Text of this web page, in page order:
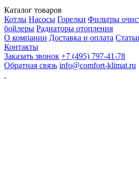
Каталог товаров
Котлы Насосы Горелки Фильтры
бойлеры Радиаторы отопления
О компании Доставка и оплата Статьи
Контакты
Заказать звонок +7 (495) 797-41-78
Обратная связь info@comfort-klimat.ru